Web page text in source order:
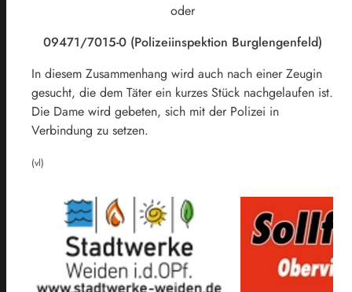
oder
09471/7015-0 (Polizeiinspektion Burglengenfeld)
In diesem Zusammenhang wird auch nach einer Zeugin
gesucht, die dem Täter ein kurzes Stück nachgelaufen ist.
Die Dame wird gebeten, sich mit der Polizei in
Verbindung zu setzen.
(vl)